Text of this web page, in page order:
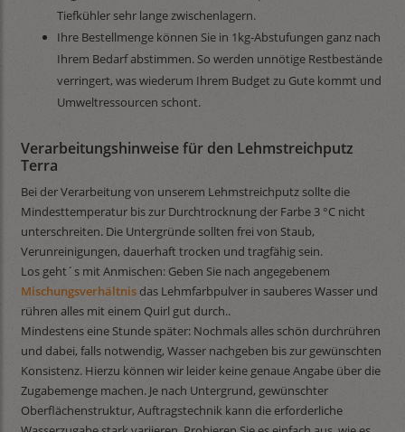
Tiefkühler sehr lange zwischenlagern.
Ihre Bestellmenge können Sie in 1kg-Abstufungen ganz nach
Ihrem Bedarf abstimmen. So werden unnötige Restbestände
verringert, was wiederum Ihrem Budget zu Gute kommt und
Umweltressourcen schont.
Verarbeitungshinweise für den Lehmstreichputz
Terra
Bei der Verarbeitung von unserem Lehmstreichputz sollte die
Mindesttemperatur bis zur Durchtrocknung der Farbe 3 °C nicht
unterschreiten. Die Untergründe sollten frei von Staub,
Verunreinigungen, dauerhaft trocken und tragfähig sein.
Los geht´s mit Anmischen: Geben Sie nach angegebenem
Mischungsverhältnis das Lehmfarbpulver in sauberes Wasser und
rühren alles mit einem Quirl gut durch..
Mindestens eine Stunde später: Nochmals alles schön durchrühren
und dabei, falls notwendig, Wasser nachgeben bis zur gewünschten
Konsistenz. Hierzu können wir leider keine genaue Angabe über die
Zugabemenge machen. Je nach Untergrund, gewünschter
Oberflächenstruktur, Auftragstechnik kann die erforderliche